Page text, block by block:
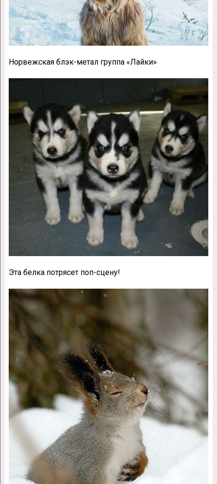
Норвежская блэк-метал группа «Лайки»
Эта белка потрясет поп-сцену!